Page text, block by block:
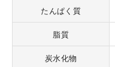
たんぱく質
脂質
炭水化物